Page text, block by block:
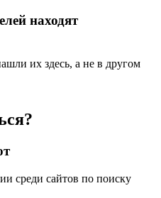
находят
их здесь, а не в другом
среди сайтов по поиску